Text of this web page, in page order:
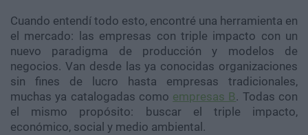
Cuando entendí todo esto, encontré una herramienta en
el mercado: las empresas con triple impacto con un
nuevo paradigma de producción y modelos de
negocios. Van desde las ya conocidas organizaciones
sin fines de lucro hasta empresas tradicionales,
muchas ya catalogadas como empresas B. Todas con
el mismo propósito: buscar el triple impacto,
económico, social y medio ambiental.